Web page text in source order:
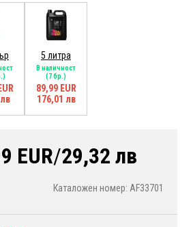
5 литра
В наличност
(7 бр.)
89,99 EUR
176,01 лв
EUR/29,32 лв
Каталожен номер: AF33701